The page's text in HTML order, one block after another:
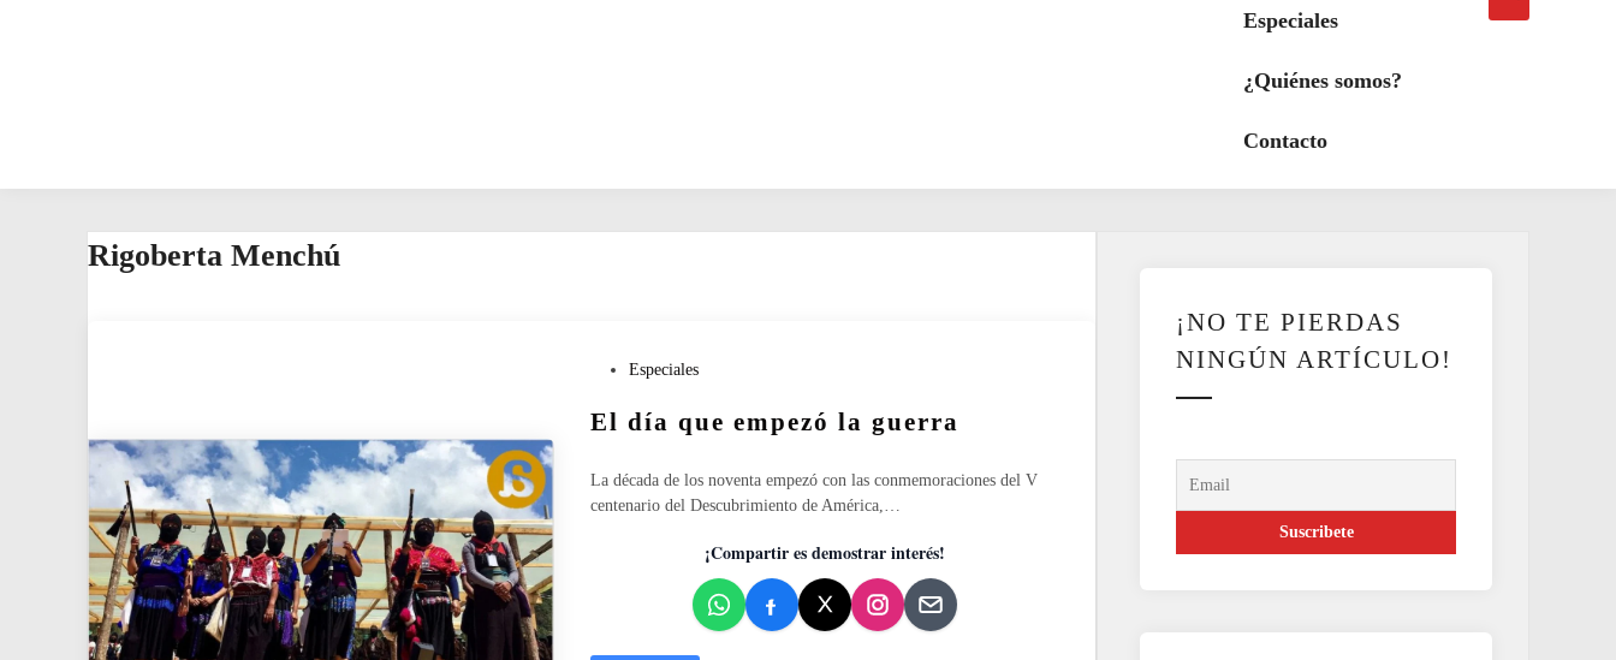
Especiales
¿Quiénes somos?
Contacto
búsqueda
Rigoberta Menchú
b
i
Especiales
El día que empezó la guerra
La década de los noventa empezó con las conmemoraciones del V
centenario del Descubrimiento de América,…
¡Compartir es demostrar interés!
¡NO TE PIERDAS
NINGÚN ARTÍCULO!